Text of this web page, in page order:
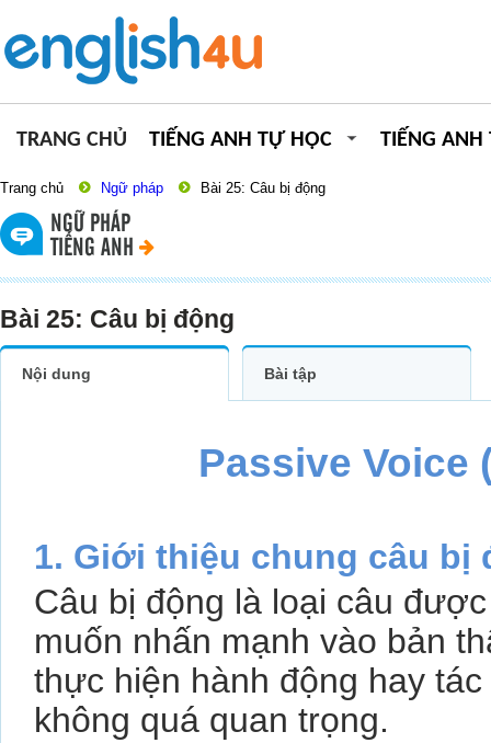
TRANG CHỦ TIẾNG ANH TỰ HỌC TIẾNG ANH
Trang chủ Ngữ pháp Bài 25: Câu bị động
NGỮ PHÁP
TIẾNG ANH
Bài 25: Câu bị động
Nội dung Bài tập
Passive Voice
1. Giới thiệu chung câu bị
Câu bị động là loại câu
muốn nhấn mạnh vào bản
thực hiện hành động hay
không quá quan trọng.